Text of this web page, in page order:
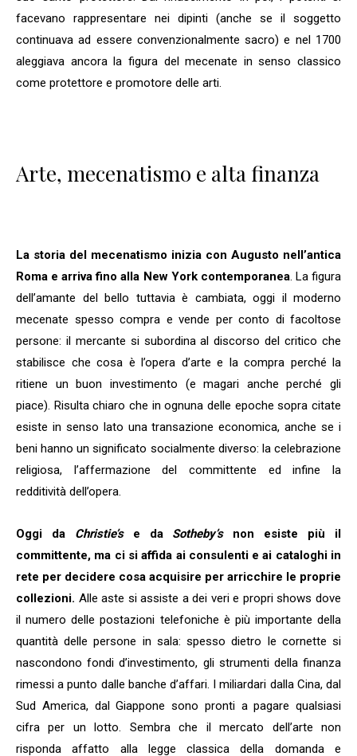
facevano rappresentare nei dipinti (anche se il soggetto
continuava ad essere convenzionalmente sacro) e nel 1700
aleggiava ancora la figura del mecenate in senso classico
come protettore e promotore delle arti.
Arte, mecenatismo e alta finanza
La storia del mecenatismo inizia con Augusto nell’antica
Roma e arriva fino alla New York contemporanea. La figura
dell’amante del bello tuttavia è cambiata, oggi il moderno
mecenate spesso compra e vende per conto di facoltose
persone: il mercante si subordina al discorso del critico che
stabilisce che cosa è l’opera d’arte e la compra perché la
ritiene un buon investimento (e magari anche perché gli
piace). Risulta chiaro che in ognuna delle epoche sopra citate
esiste in senso lato una transazione economica, anche se i
beni hanno un significato socialmente diverso: la celebrazione
religiosa, l’affermazione del committente ed infine la
redditività dell’opera.
Oggi da Christie’se da Sotheby’snon esiste più il
committente, ma ci si affida ai consulenti e ai cataloghi in
rete per decidere cosa acquisire per arricchire le proprie
collezioni. Alle aste si assiste a dei veri e propri shows dove
il numero delle postazioni telefoniche è più importante della
quantità delle persone in sala: spesso dietro le cornette si
nascondono fondi d’investimento, gli strumenti della finanza
rimessi a punto dalle banche d’affari. I miliardari dalla Cina, dal
Sud America, dal Giappone sono pronti a pagare qualsiasi
cifra per un lotto. Sembra che il mercato dell’arte non
risponda affatto alla legge classica della domanda e